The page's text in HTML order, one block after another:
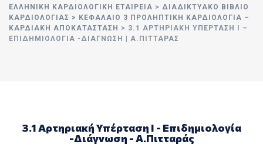
ΕΛΛΗΝΙΚΉ ΚΑΡΔΙΟΛΟΓΙΚΉ ΕΤΑΙΡΕΊΑ > ΔΙΑΔΙΚΤΥΑΚΌ ΒΙΒΛΊΟ
ΚΑΡΔΙΟΛΟΓΊΑΣ > ΚΕΦΆΛΑΙΟ 3 ΠΡΟΛΗΠΤΙΚΉ ΚΑΡΔΙΟΛΟΓΊΑ –
ΚΑΡΔΙΑΚΉ ΑΠΟΚΑΤΆΣΤΑΣΗ > 3.1 ΑΡΤΗΡΙΑΚΉ ΥΠΈΡΤΑΣΗ Ι –
ΕΠΙΔΗΜΙΟΛΟΓΊΑ -ΔΙΆΓΝΩΣΗ | Α.ΠΙΤΤΑΡΆΣ
3.1 Αρτηριακή Υπέρταση Ι - Επιδημιολογία
-Διάγνωση - Α.Πιτταράς